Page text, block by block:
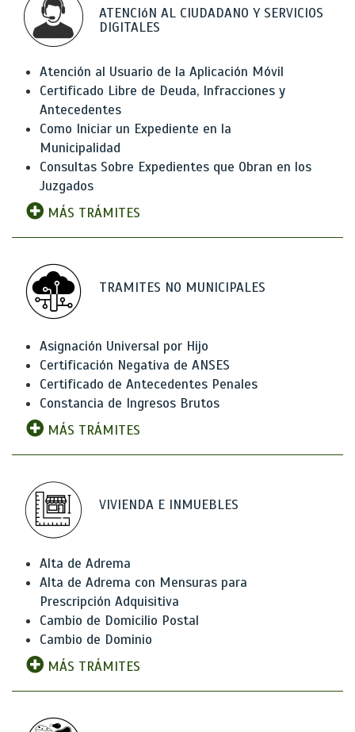
ATENCIóN AL CIUDADANO Y SERVICIOS
DIGITALES
Atención al Usuario de la Aplicación Móvil
Certificado Libre de Deuda, Infracciones y
Antecedentes
Como Iniciar un Expediente en la
Municipalidad
Consultas Sobre Expedientes que Obran en los
Juzgados
MÁS TRÁMITES
TRAMITES NO MUNICIPALES
Asignación Universal por Hijo
Certificación Negativa de ANSES
Certificado de Antecedentes Penales
Constancia de Ingresos Brutos
MÁS TRÁMITES
VIVIENDA E INMUEBLES
Alta de Adrema
Alta de Adrema con Mensuras para
Prescripción Adquisitiva
Cambio de Domicilio Postal
Cambio de Dominio
MÁS TRÁMITES